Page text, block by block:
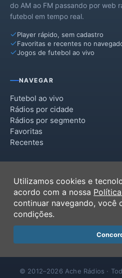
do AM ao FM passando por web
futebol em tempo real.
Player rápido, sem cadastro
Favoritas e recentes no
Jogos de futebol ao vivo
NAVEGAR
Futebol ao vivo
Rádios por cidade
Rádios por segmento
Favoritas
Recentes
Termos de Uso
Política de Privacidade
Ferramentas
Contato
© 2012–2026 Ache Rádios ·
Utilizamos cookies e
acordo com a nossa
continuar navegando, você
condições.